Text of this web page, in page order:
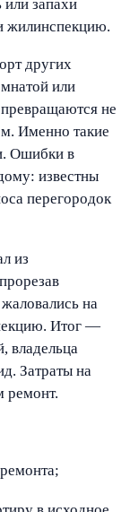
запахи
жилинспекцию.
других
или
не
Именно такие
Ошибки в
известны
перегородок
из
на
Итог —
владельца
Затраты на
ремонт.